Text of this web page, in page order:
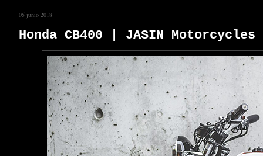
05 junio 2018
Honda CB400 | JASIN Motorcycles